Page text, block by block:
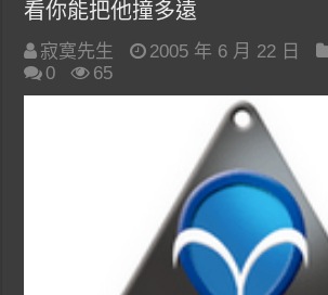
看你能把他撞多遠
寂寞先生 2005 年 6 月 22 日
0
65